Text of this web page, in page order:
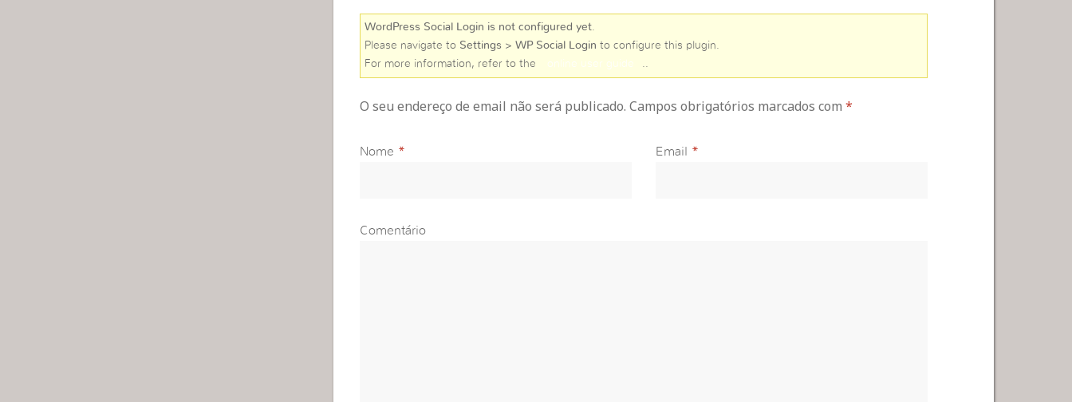
WordPress Social Login is not configured yet.
Please navigate to Settings > WP Social Login to configure this plugin.
For more information, refer to the
online user guide
O seu endereço de email não será publicado. Campos obrigatórios marcados com *
Nome * Email *
Comentário